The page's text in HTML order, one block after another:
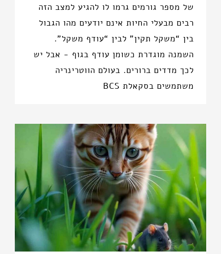
של מספר גורמים גרמו לו להגיע למצב הזה
רבים מבעלי החיות אינם יודעים מהו הגבול
בין “משקל תקין” לבין “עודף משקל”.
השמנה מוגדרת כשומן עודף בגוף - אבל יש
לכך מדדים ברורים. בעולם הווטרינריה
משתמשים בסקאלת BCS